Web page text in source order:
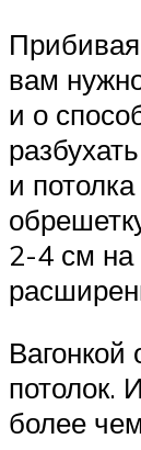
вам
и о
и
2-4 см на
потолок.
более